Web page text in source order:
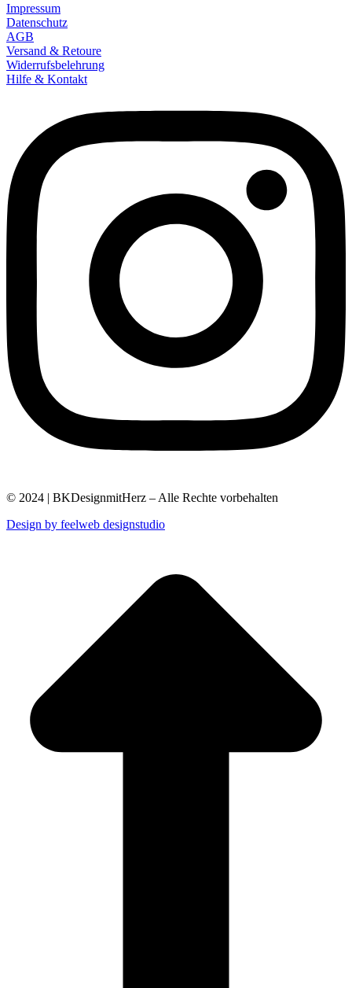
Impressum
Datenschutz
AGB
Versand & Retoure
Widerrufsbelehrung
Hilfe & Kontakt
© 2024 | BKDesignmitHerz – Alle Rechte vorbehalten
Design by feelweb designstudio